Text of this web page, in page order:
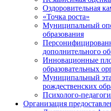
Оздоровительная
«Точка роста»
Муниципальный
образования
дополнительного
Инновационные
образовательных
Муниципальный
рождественских
Психолого-
Организация